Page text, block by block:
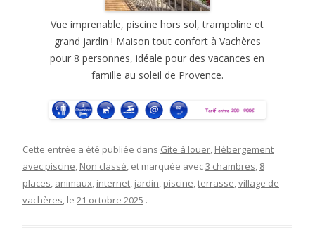
Vue imprenable, piscine hors sol, trampoline et
grand jardin ! Maison tout confort à Vachères
pour 8 personnes, idéale pour des vacances en
famille au soleil de Provence.
Cette entrée a été publiée dans Gite à louer, Hébergement
avec piscine, Non classé, et marquée avec3 chambres, 8
places, animaux, internet, jardin, piscine,terrasse,village de
vachères, le 21 octobre 2025 .